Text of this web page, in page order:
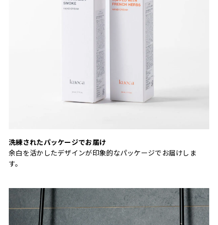
洗練されたパッケージでお届け
余白を活かしたデザインが印象的なパッケージでお届けしま
す。